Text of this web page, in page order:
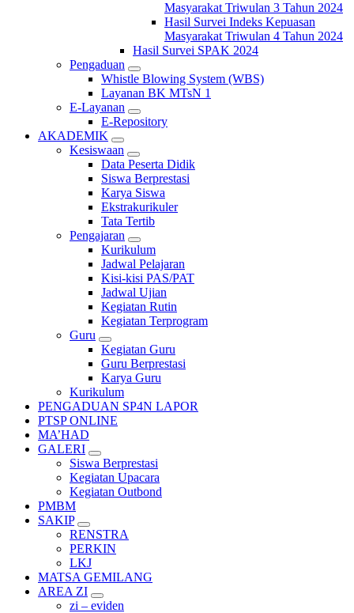
Masyarakat Triwulan 3 Tahun 2024
Hasil Survei Indeks Kepuasan
Masyarakat Triwulan 4 Tahun 2024
Hasil Survei SPAK 2024
Pengaduan
Whistle Blowing System (WBS)
Layanan BK MTsN 1
E-Layanan
E-Repository
AKADEMIK
Kesiswaan
Data Peserta Didik
Siswa Berprestasi
Karya Siswa
Ekstrakurikuler
Tata Tertib
Pengajaran
Kurikulum
Jadwal Pelajaran
Kisi-kisi PAS/PAT
Jadwal Ujian
Kegiatan Rutin
Kegiatan Terprogram
Guru
Kegiatan Guru
Guru Berprestasi
Karya Guru
Kurikulum
PENGADUAN SP4N LAPOR
PTSP ONLINE
MA’HAD
GALERI
Siswa Berprestasi
Kegiatan Upacara
Kegiatan Outbond
PMBM
SAKIP
RENSTRA
PERKIN
LKJ
MATSA GEMILANG
AREA ZI
zi – eviden